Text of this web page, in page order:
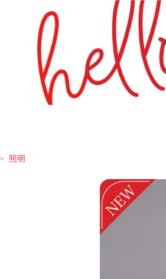
> 照明